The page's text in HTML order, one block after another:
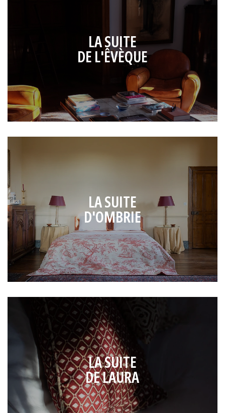
LA SUITE
DE L'ÊVÈQUE
LA SUITE
D'OMBRIE
LA SUITE
DE LAURA